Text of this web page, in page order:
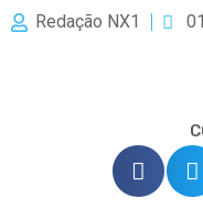
Redação NX1